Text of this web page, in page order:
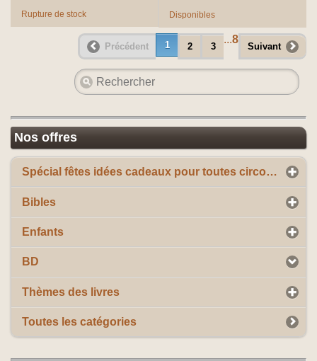
Rupture de stock Disponibles
Précédent 1 2 3
...8
Suivant
Nos offres
Spécial fêtes idées cadeaux pour toutes circonstances
Bibles
Enfants
BD
Thèmes des livres
Toutes les catégories